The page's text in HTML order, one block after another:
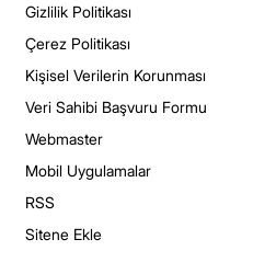
Gizlilik Politikası
Çerez Politikası
Kişisel Verilerin Korunması
Veri Sahibi Başvuru Formu
Webmaster
Mobil Uygulamalar
RSS
Sitene Ekle